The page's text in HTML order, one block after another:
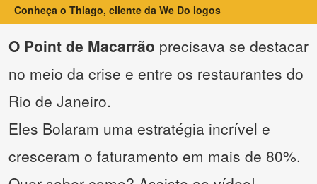
Conheça o Thiago, cliente da We Do logos
O Point de Macarrão precisava se destacar
no meio da crise e entre os restaurantes do
Rio de Janeiro.
Eles Bolaram uma estratégia incrível e
cresceram o faturamento em mais de 80%.